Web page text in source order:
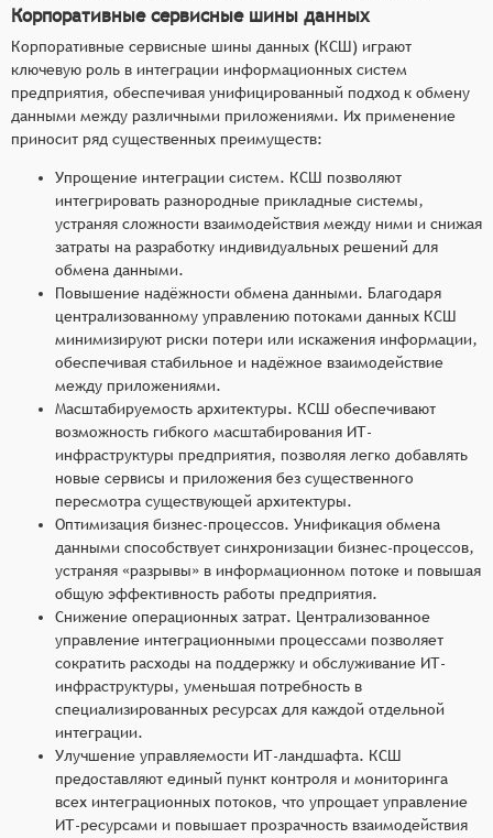
Корпоративные сервисные шины данных
Корпоративные сервисные шины данных (КСШ) играют
ключевую роль в интеграции информационных систем
предприятия, обеспечивая унифицированный подход к обмену
данными между различными приложениями. Их применение
приносит ряд существенных преимуществ:
Упрощение интеграции систем. КСШ позволяют
интегрировать разнородные прикладные системы,
устраняя сложности взаимодействия между ними и снижая
затраты на разработку индивидуальных решений для
обмена данными.
Повышение надёжности обмена данными. Благодаря
централизованному управлению потоками данных КСШ
минимизируют риски потери или искажения информации,
обеспечивая стабильное и надёжное взаимодействие
между приложениями.
Масштабируемость архитектуры. КСШ обеспечивают
возможность гибкого масштабирования ИТ-
инфраструктуры предприятия, позволяя легко добавлять
новые сервисы и приложения без существенного
пересмотра существующей архитектуры.
Оптимизация бизнес-процессов. Унификация обмена
данными способствует синхронизации бизнес-процессов,
устраняя «разрывы» в информационном потоке и повышая
общую эффективность работы предприятия.
Снижение операционных затрат. Централизованное
управление интеграционными процессами позволяет
сократить расходы на поддержку и обслуживание ИТ-
инфраструктуры, уменьшая потребность в
специализированных ресурсах для каждой отдельной
интеграции.
Улучшение управляемости ИТ-ландшафта. КСШ
предоставляют единый пункт контроля и мониторинга
всех интеграционных потоков, что упрощает управление
ИТ-ресурсами и повышает прозрачность взаимодействия